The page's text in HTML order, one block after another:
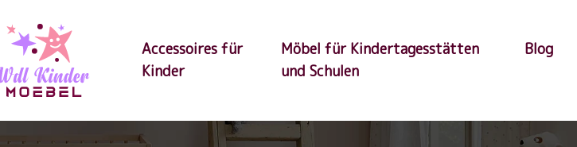
Accessoires für
Kinder
Möbel für Kindertagesstätten
und Schulen
Blog